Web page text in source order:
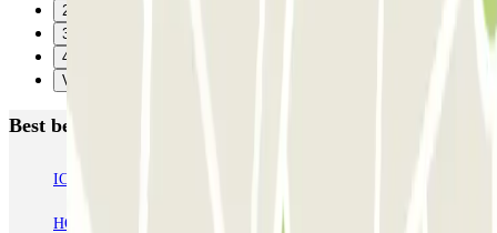
2
3
4
Verzenden
Best beoordeelde parkeergarages in Madrid
IC Alenza-Ponzano
HOMELY Azcona SABA Plaza de los Mostenses